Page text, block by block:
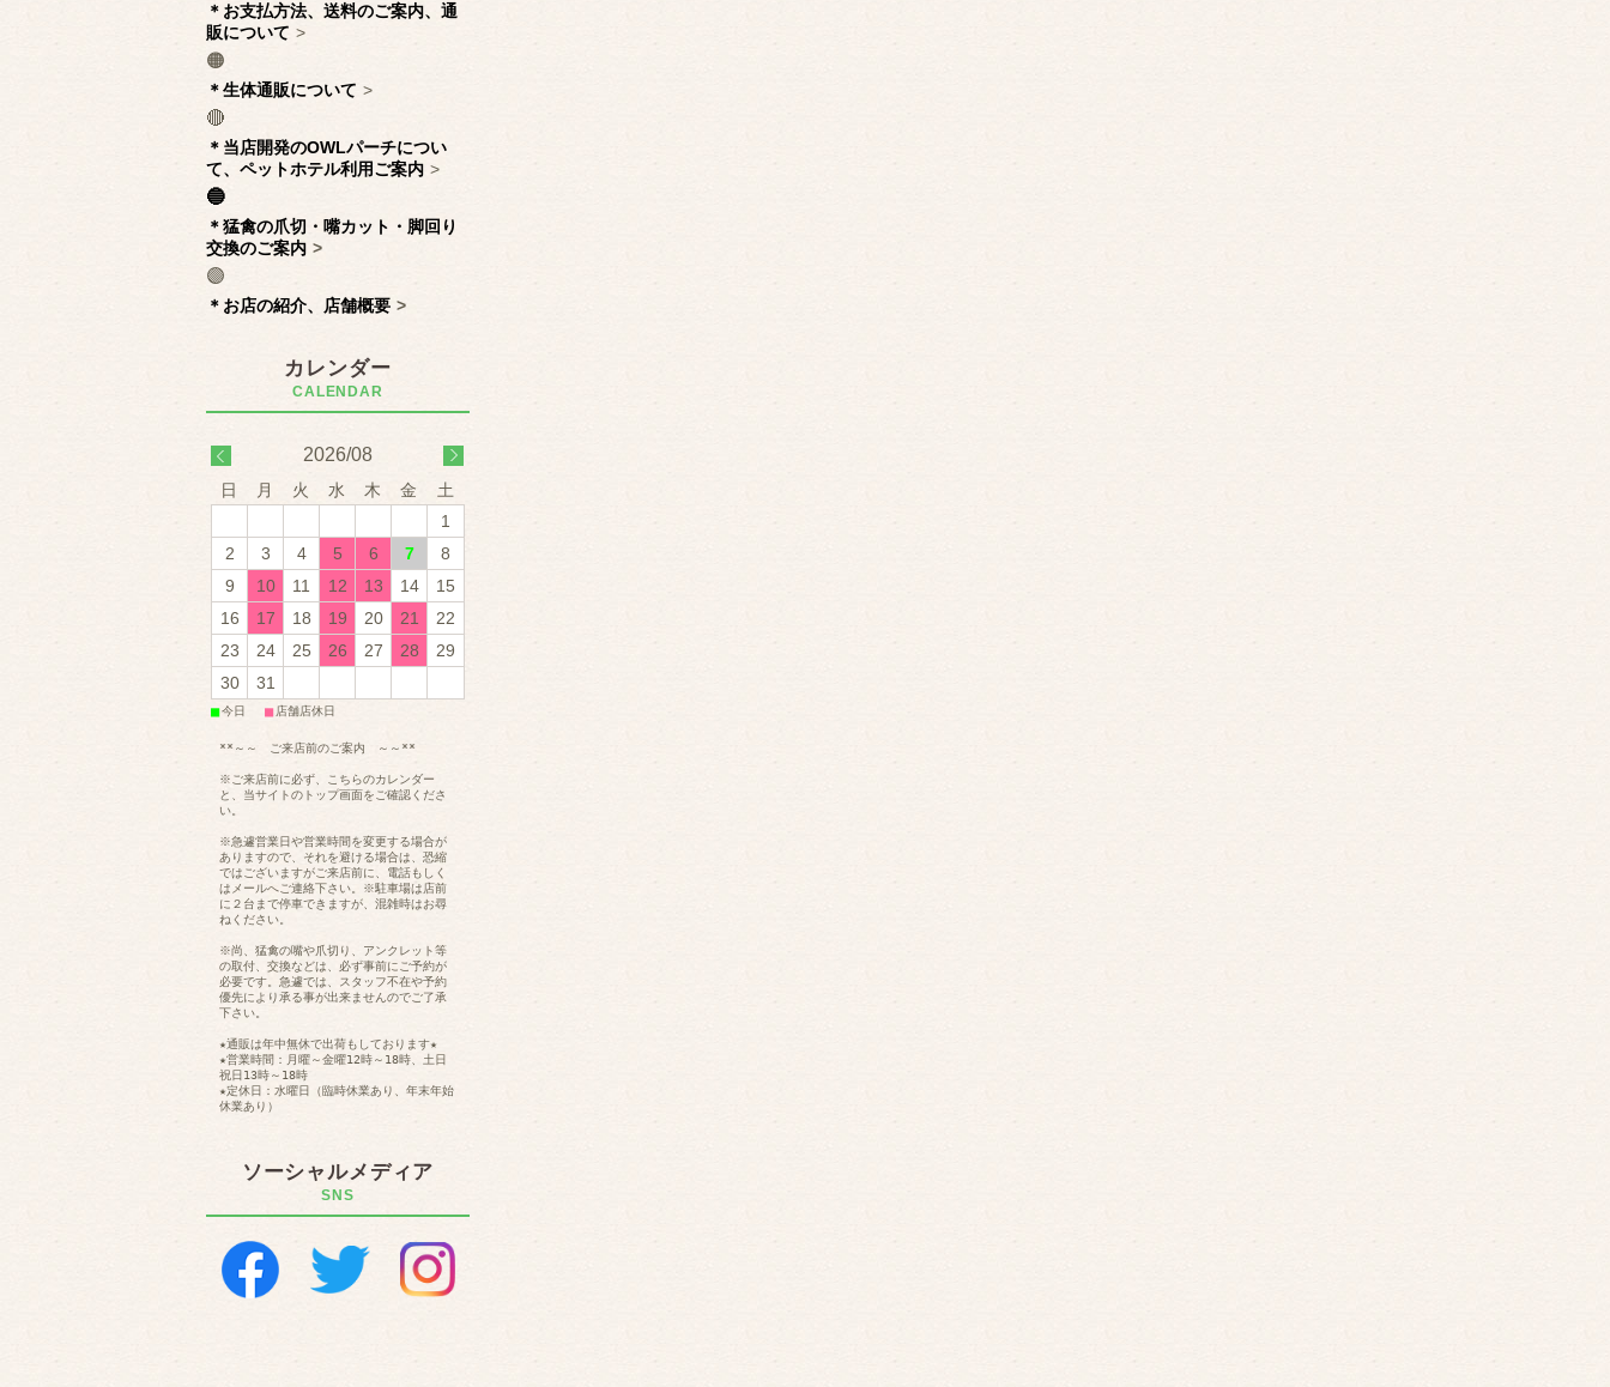
＊お支払方法、送料のご案内、通
販について
🟠
＊生体通販について
🔴
＊当店開発のOWLパーチについ
て、ペットホテル利用ご案内
🔵
＊猛禽の爪切・嘴カット・脚回り
交換のご案内
🟣
＊お店の紹介、店舗概要
2026/08
日 月 火 水 木 金
土
1
2
3 4 5 6 7
8
9
10 11 12 13 14
15
16
17 18 19 20 21
22
23
24 25 26 27 28
29
30
31
■今日 ■ 店舗店休日
**～～ ご来店前のご案内 ～～**
※ご来店前に必ず、こちらのカレンダー
と、当サイトのトップ画面をご確認くださ
い。
※急遽営業日や営業時間を変更する場合が
ありますので、それを避ける場合は、恐縮
ではございますがご来店前に、電話もしく
はメールへご連絡下さい。※駐車場は店前
に２台まで停車できますが、混雑時はお尋
ねください。
※尚、猛禽の嘴や爪切り、アンクレット等
の取付、交換などは、必ず事前にご予約が
必要です。急遽では、スタッフ不在や予約
優先により承る事が出来ませんのでご了承
下さい。
★通販は年中無休で出荷もしております★
★営業時間：月曜～金曜12時～18時、土日
祝日13時～18時
★定休日：水曜日（臨時休業あり、年末年始
休業あり）
ソーシャルメディア